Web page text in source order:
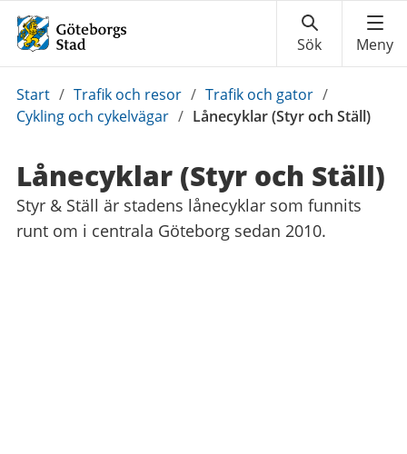
Du
är
Start / Trafik och resor / Trafik och gator /
Cykling och cykelvägar / Lånecyklar (Styr och Ställ)
Lånecyklar (Styr och Ställ)
Styr & Ställ är stadens lånecyklar som funnits
runt om i centrala Göteborg sedan 2010.